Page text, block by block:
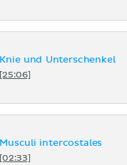
Knie und Unterschenkel
[25:06]
Musculi intercostales
[02:33]